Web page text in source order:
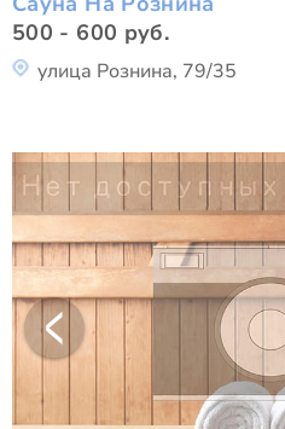
500 - 600 руб.
улица Рознина, 79/35